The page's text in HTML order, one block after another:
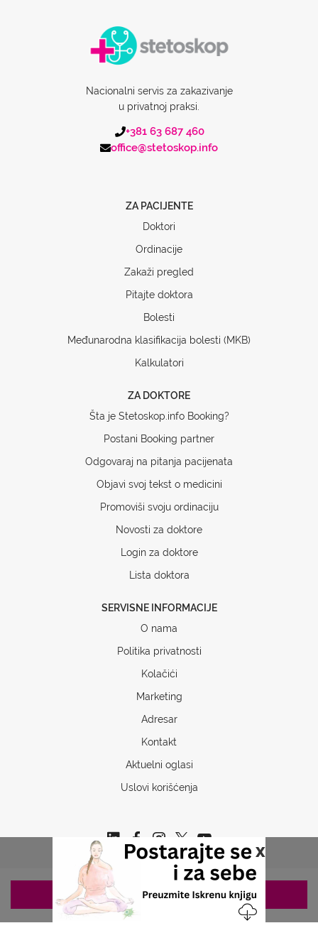
x
Nacionalni servis za zakazivanje
u privatnoj praksi.
+381 63 687 460
office@stetoskop.info
ZA PACIJENTE
Doktori
Ordinacije
Zakaži pregled
Pitajte doktora
Bolesti
Međunarodna klasifikacija bolesti (MKB)
Kalkulatori
ZA DOKTORE
Šta je Stetoskop.info Booking?
Postani Booking partner
Odgovaraj na pitanja pacijenata
Objavi svoj tekst o medicini
Promoviši svoju ordinaciju
Novosti za doktore
Login za doktore
Lista doktora
SERVISNE INFORMACIJE
O nama
Politika privatnosti
Kolačići
Marketing
Adresar
Kontakt
Aktuelni oglasi
Uslovi korišćenja
Copyrights © 2026 Sva prava www.stetoskop.info
ZAKAZIVANJE 063/687-460